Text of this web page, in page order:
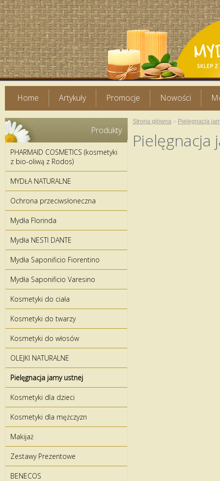
Home Artykuły Promocje Nowości
Produkty
PHARMAID COSMETICS (kosmetyki
z bio-oliwą z Rodos)
MYDŁA NATURALNE
Ochrona przeciwsłoneczna
Mydła Florinda
Mydła NESTI DANTE
Mydła Saponificio Fiorentino
Mydła Saponificio Varesino
Kosmetyki do ciała
Kosmetyki do twarzy
Kosmetyki do włosów
OLEJKI NATURALNE
Pielęgnacja jamy ustnej
Kosmetyki dla dzieci
Kosmetyki dla mężczyzn
Makijaż
Zestawy Prezentowe
BENECOS
Strona główna » Pielęgnacja
Pielęgnacja